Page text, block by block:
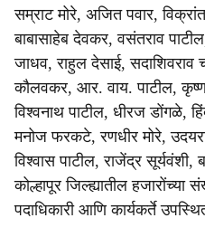
सम्राट मोरे, अजित पवार,
बाबासाहेब देवकर, वसंतराव
जाधव, राहुल देसाई, सदाशिवराव
कौलवकर, आर. वाय. पाटील,
विश्वनाथ पाटील, धीरज डोंगळे,
मनोज फरकटे, रणधीर मोरे,
विश्वास पाटील, राजेंद्र सूर्यवंशी,
कोल्हापूर जिल्ह्यातील हजारोंच्या
पदाधिकारी आणि कार्यकर्ते